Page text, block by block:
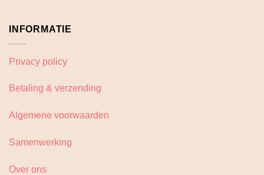
INFORMATIE
Privacy policy
Betaling & verzending
Algemene voorwaarden
Samenwerking
Over ons